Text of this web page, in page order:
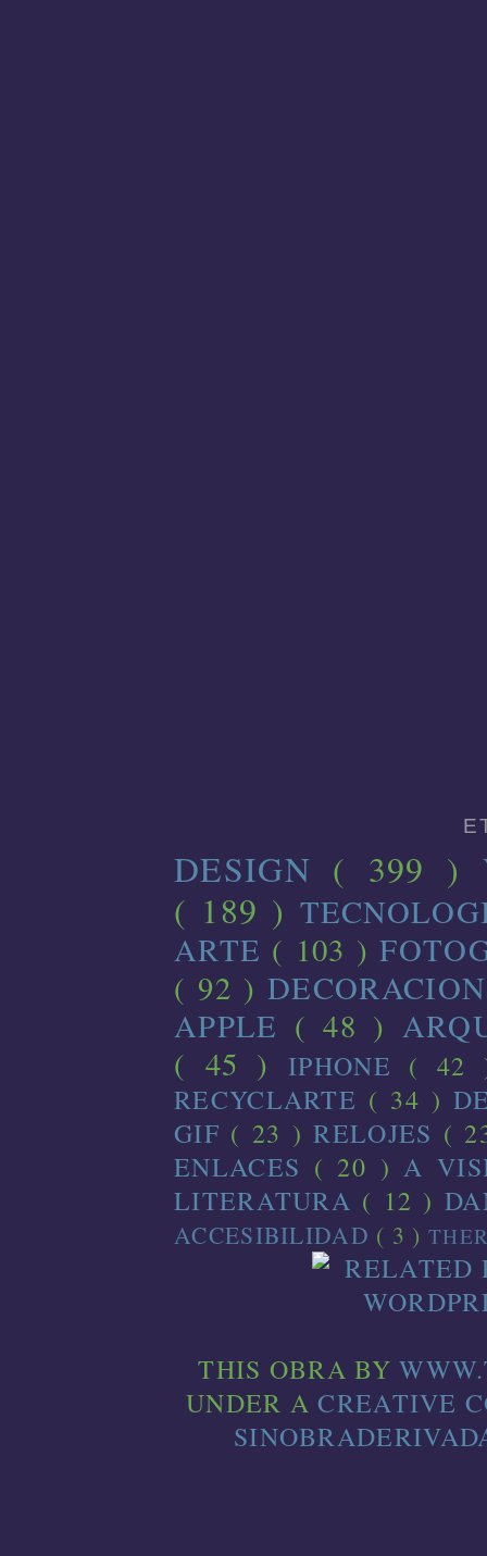
DESIGN ( 399 )
( 189 )
ARTE ( 103 )
( 92 )
APPLE ( 48 )
( 45 )IPHONE (
RECYCLARTE ( 34 )
GIF ( 23 )RELOJES (
ENLACES ( 20 )A
LITERATURA ( 12 )
ACCESIBILIDAD ( 3 )
THIS OBRA BY
UNDER ACREATIVE